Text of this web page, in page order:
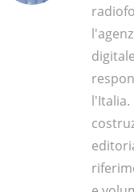
l'Italia.